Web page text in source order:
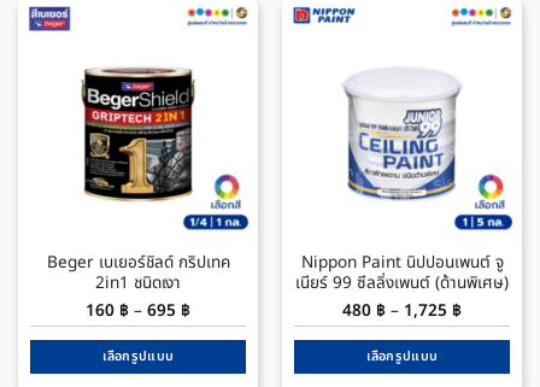
Beger เบเยอร์ชิลด์ กริปเทค
2in1 ชนิดเงา
160 ฿ – 695 ฿Price
range:
160 ฿
695 ฿
เลือกรูปแบบ
Nippon Paint นิปปอนเพนต์ จู
เนียร์ 99 ซีลลิ่งเพนต์ (ด้านพิเศษ)
480 ฿ – 1,725 ฿Price
range:
480 ฿
1,725 ฿
เลือกรูปแบบ